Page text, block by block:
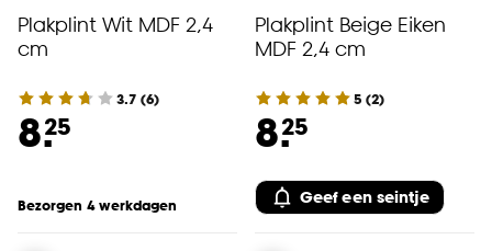
Plakplint Wit MDF 2,4
cm
3.7 (6)
8.25
Bezorgen 4 werkdagen
Plakplint Beige Eiken
MDF 2,4 cm
5 (2)
8.25
Geef een seintje